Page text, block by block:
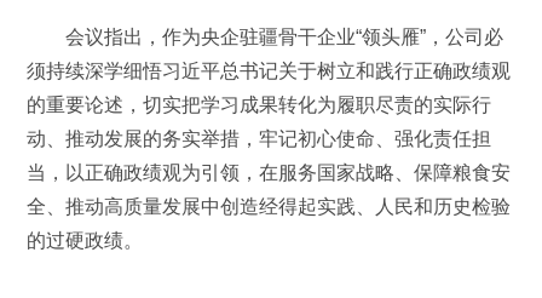
会议指出，作为央企驻疆骨干企业“领头雁”，公司必
须持续深学细悟习近平总书记关于树立和践行正确政绩观
的重要论述，切实把学习成果转化为履职尽责的实际行
动、推动发展的务实举措，牢记初心使命、强化责任担
当，以正确政绩观为引领，在服务国家战略、保障粮食安
全、推动高质量发展中创造经得起实践、人民和历史检验
的过硬政绩。